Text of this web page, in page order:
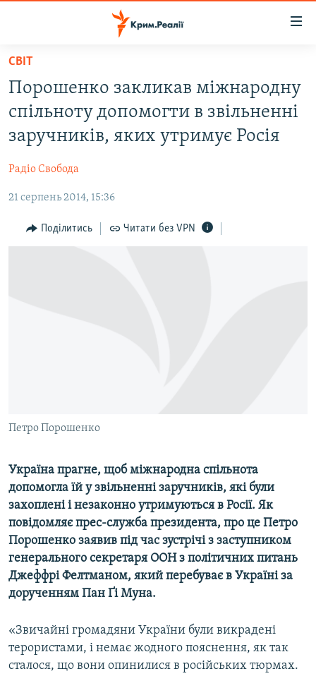
Перейти
основного
матеріалу
до
основної
Перейти
пошуку
ВОДА.КРИМ
ВІДЕО ТА ФОТО
БЛОГИ
ПОГЛЯД
ІНТЕРВ'Ю
Усі сайти RFE/RL
СВІТ
Порошенко закликав міжнародну
спільноту допомогти в звільненні
заручників, яких утримує Росія
Радіо Свобода
21 серпень 2014, 15:36
Поділитись Читати без VPN
Петро Порошенко
Україна прагне, щоб міжнародна спільнота
допомогла їй у звільненні заручників, які були
захоплені і незаконно утримуються в Росії. Як
повідомляє прес-служба президента, про це Петро
Порошенко заявив під час зустрічі з заступником
генерального секретаря ООН з політичних питань
Джеффрі Фелтманом, який перебуває в Україні за
дорученням Пан Ґі Муна.
«Звичайні громадяни України були викрадені
терористами, і немає жодного пояснення, як так
сталося, що вони опинилися в російських тюрмах.